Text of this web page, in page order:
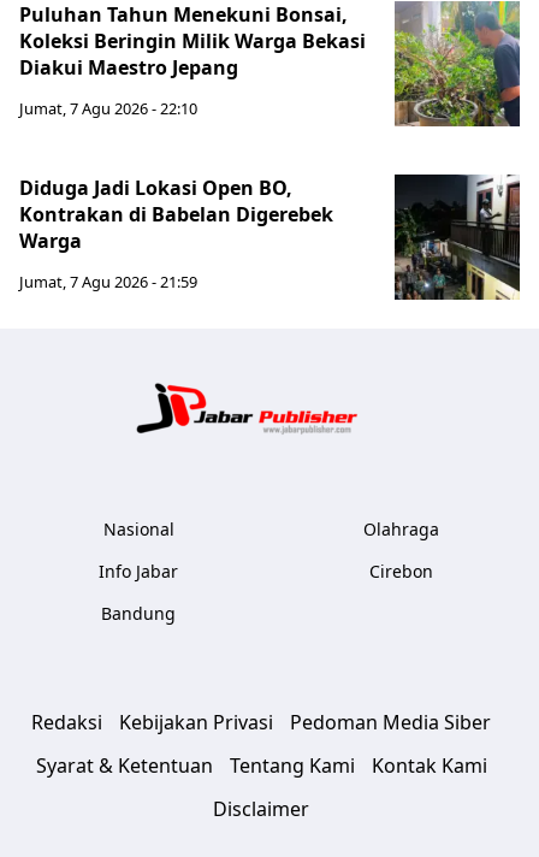
Puluhan Tahun Menekuni Bonsai,
Koleksi Beringin Milik Warga Bekasi
Diakui Maestro Jepang
Jumat, 7 Agu 2026 - 22:10
Diduga Jadi Lokasi Open BO,
Kontrakan di Babelan Digerebek
Warga
Jumat, 7 Agu 2026 - 21:59
Nasional
Info Jabar
Bandung
Olahraga
Cirebon
Redaksi Kebijakan Privasi
Pedoman Media Siber
Syarat & Ketentuan
Tentang Kami
Kontak Kami
Disclaimer